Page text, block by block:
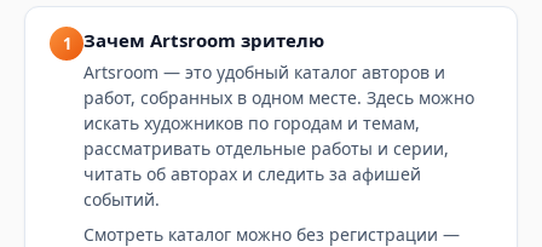
1 Зачем Artsroom зрителю
Artsroom — это удобный каталог авторов и
работ, собранных в одном месте. Здесь можно
искать художников по городам и темам,
рассматривать отдельные работы и серии,
читать об авторах и следить за афишей
событий.
Смотреть каталог можно без регистрации —